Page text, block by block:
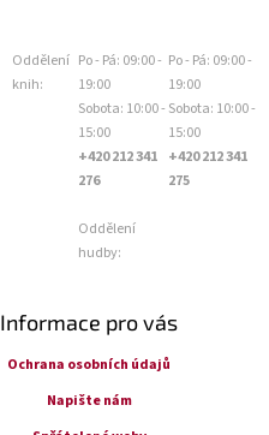
Oddělení
knih:
Po - Pá: 09:00 -
19:00
Sobota: 10:00 -
15:00
+420 212 341
276
Oddělení
hudby:
Po - Pá: 09:00 -
19:00
Sobota: 10:00 -
15:00
+420 212 341
275
Informace pro vás
Ochrana osobních údajů
Napište nám